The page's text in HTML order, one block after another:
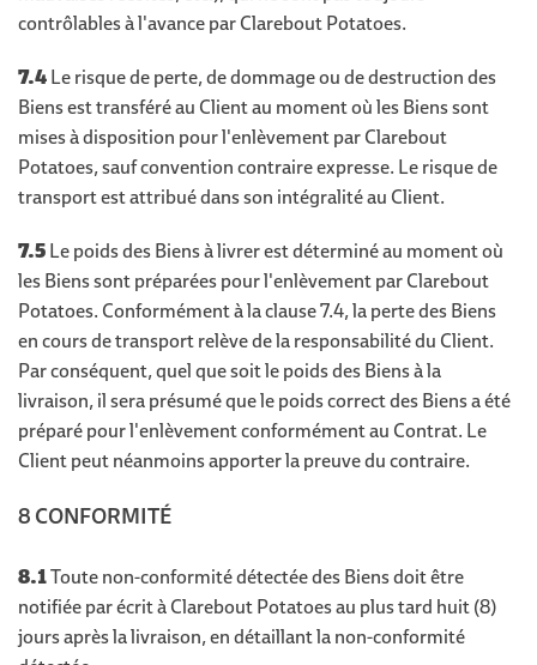
contrôlables à l'avance par Clarebout Potatoes.
7.4Le risque de perte, de dommage ou de destruction des
Biens est transféré au Client au moment où les Biens sont
mises à disposition pour l'enlèvement par Clarebout
Potatoes, sauf convention contraire expresse. Le risque de
transport est attribué dans son intégralité au Client.
7.5Le poids des Biens à livrer est déterminé au moment où
les Biens sont préparées pour l'enlèvement par Clarebout
Potatoes. Conformément à la clause 7.4, la perte des Biens
en cours de transport relève de la responsabilité du Client.
Par conséquent, quel que soit le poids des Biens à la
livraison, il sera présumé que le poids correct des Biens a été
préparé pour l'enlèvement conformément au Contrat. Le
Client peut néanmoins apporter la preuve du contraire.
8 CONFORMITÉ
8.1Toute non-conformité détectée des Biens doit être
notifiée par écrit à Clarebout Potatoes au plus tard huit (8)
jours après la livraison, en détaillant la non-conformité